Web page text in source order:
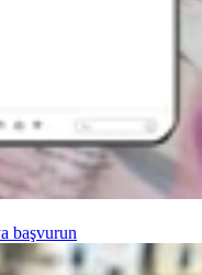
başvurun